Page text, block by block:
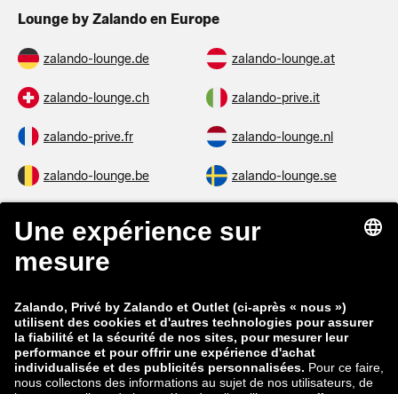
Lounge by Zalando en Europe
zalando-lounge.de zalando-lounge.at
zalando-lounge.ch zalando-prive.it
zalando-prive.fr zalando-lounge.nl
zalando-lounge.be zalando-lounge.se
zalando-lounge.co.uk
zalando-lounge.lt zalando-lounge.sk
zalando-lounge.ro zalando-lounge.hr